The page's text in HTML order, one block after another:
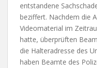
entstandene
beziffert. Nachdem die
Videomaterial im
hatte, überprüften
die Halteradresse des
haben Beamte des